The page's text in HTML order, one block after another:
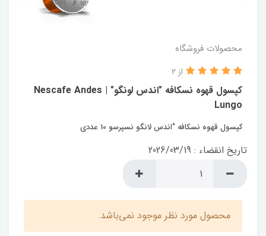
محصولات فروشگاه
کپسول قهوه نسکافه "اندس لونگو" | Nescafe Andes
Lungo
از 2
کپسول قهوه نسکافه "اندس لانگو نسپرسو 10 عددی
تاریخ انقضاء : 2026/03/19
محصول مورد نظر موجود نمی‌باشد.